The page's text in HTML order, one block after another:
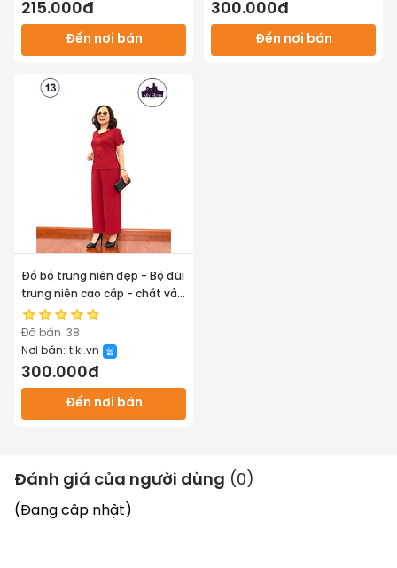
215.000đ
Đến nơi bán
300.000đ
Đến nơi bán
Đồ bộ trung niên đẹp - Bộ đũi
trung niên cao cấp - chất vải
loại 1 - Không nhăn không xù
khi giặt - Laddy_store
Đã bán 38
Nơi bán: tiki.vn
300.000đ
Đến nơi bán
Đánh giá của người dùng (0 )
(Đang cập nhật)